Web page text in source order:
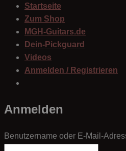
Startseite
Zum Shop
MGH-Guitars.de
Dein-Pickguard
Videos
Anmelden / Registrieren
Anmelden
Benutzername oder E-Mail-